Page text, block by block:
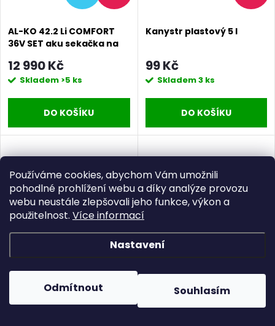
Používáme cookies, abychom Vám umožnili
pohodlné prohlížení webu a díky analýze provozu
webu neustále zlepšovali jeho funkce, výkon a
použitelnost. Více informací
Nastavení
Odmítnout Souhlasím
AL-KO 42.2 Li COMFORT
36V SET aku sekačka na
12 990 Kč
Skladem >5 ks
DO KOŠÍKU
Kanystr plastový 5 l
99 Kč
Skladem3 ks
DO KOŠÍKU
–17 % –17 %